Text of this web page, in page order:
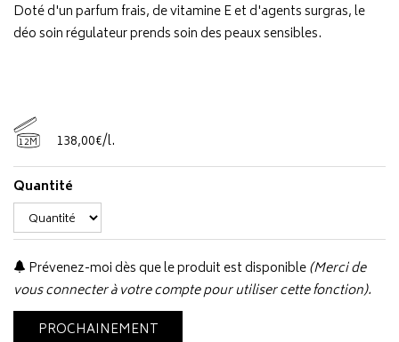
Doté d'un parfum frais, de vitamine E et d'agents surgras, le
déo soin régulateur prends soin des peaux sensibles.
12M 138,00€/l.
Quantité
Prévenez-moi dès que le produit est disponible(Merci de
vous connecter à votre compte pour utiliser cette fonction).
PROCHAINEMENT